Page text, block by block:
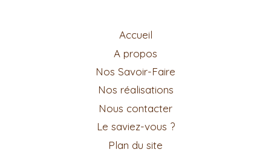
Accueil
A propos
Nos Savoir-Faire
Nos réalisations
Nous contacter
Le saviez-vous ?
Plan du site